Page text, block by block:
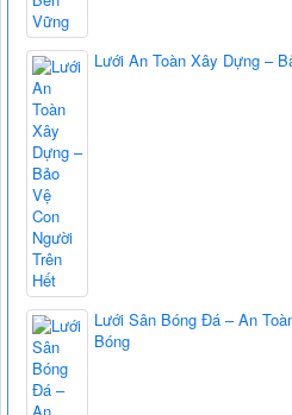
Lưới An Toàn Xây Dựng –
Lưới Sân Bóng Đá – An
Bóng